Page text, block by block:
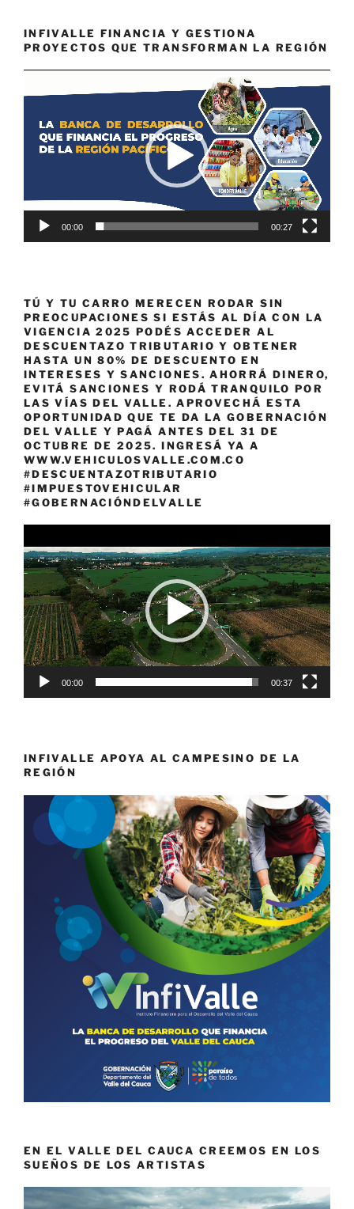
INFIVALLE FINANCIA Y GESTIONA
PROYECTOS QUE TRANSFORMAN LA REGIÓN
de
00:00 00:27
TÚ Y TU CARRO MERECEN RODAR SIN
PREOCUPACIONES SI ESTÁS AL DÍA CON LA
VIGENCIA 2025 PODÉS ACCEDER AL
DESCUENTAZO TRIBUTARIO Y OBTENER
HASTA UN 80% DE DESCUENTO EN
INTERESES Y SANCIONES. AHORRÁ DINERO,
EVITÁ SANCIONES Y RODÁ TRANQUILO POR
LAS VÍAS DEL VALLE. APROVECHÁ ESTA
OPORTUNIDAD QUE TE DA LA GOBERNACIÓN
DEL VALLE Y PAGÁ ANTES DEL 31 DE
OCTUBRE DE 2025. INGRESÁ YA A
WWW.VEHICULOSVALLE.COM.CO
#DESCUENTAZOTRIBUTARIO
#IMPUESTOVEHICULAR
#GOBERNACIÓNDELVALLE
de
vídeo
00:00 00:37
INFIVALLE APOYA AL CAMPESINO DE LA
REGIÓN
EN EL VALLE DEL CAUCA CREEMOS EN LOS
SUEÑOS DE LOS ARTISTAS
Reproductor